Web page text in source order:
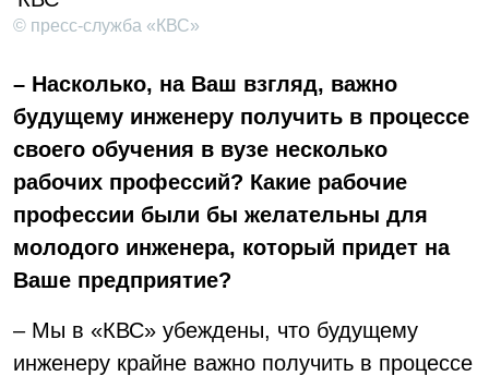
© пресс-служба «КВС»
– Насколько, на Ваш взгляд, важно
будущему инженеру получить в процессе
своего обучения в вузе несколько
рабочих профессий? Какие рабочие
профессии были бы желательны для
молодого инженера, который придет на
Ваше предприятие?
– Мы в «КВС» убеждены, что будущему
инженеру крайне важно получить в процессе